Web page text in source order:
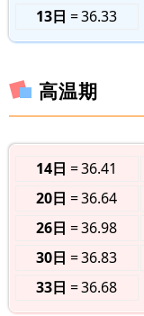
13日
36.33
高温期
14日 36.41
20日
36.64
26日
36.98
30日
36.83
33日
36.68